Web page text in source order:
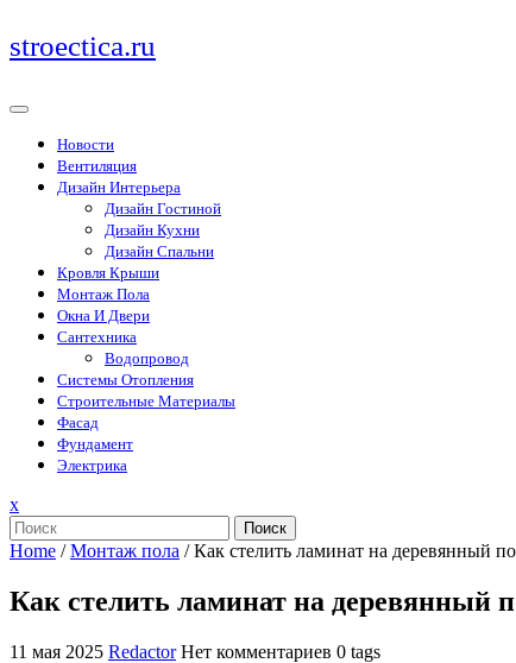
Перейти
к
stroectica.ru
Новости
Вентиляция
Дизайн Интерьера
Дизайн Гостиной
Дизайн Кухни
Дизайн Спальни
Кровля Крыши
Монтаж Пола
Окна И Двери
Сантехника
Водопровод
Системы Отопления
Строительные Материалы
Фасад
Фундамент
Электрика
xЗакрыть
меню
Поиск
Home /Монтаж пола /Как стелить ламинат на деревянный
Как стелить ламинат на деревянный
11 мая 2025 Redactor Нет комментариев 0 tags